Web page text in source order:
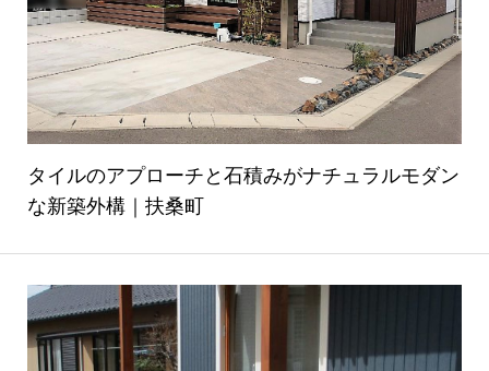
タイルのアプローチと石積みがナチュラルモダン
な新築外構｜扶桑町